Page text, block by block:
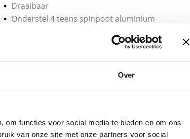
Over
om functies voor social media te bieden en om ons
van onze site met onze partners voor social
Draaibaar
Onderstel 4 teens spinpoot aluminium
Stoffering/slijtvastheid 80.000 martindale
INCL BTW: 398,00
EX BTW: €328,93